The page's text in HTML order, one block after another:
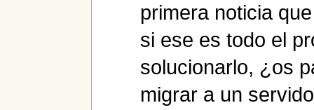
primera noticia
si ese es todo el
solucionarlo, ¿os
migrar a un